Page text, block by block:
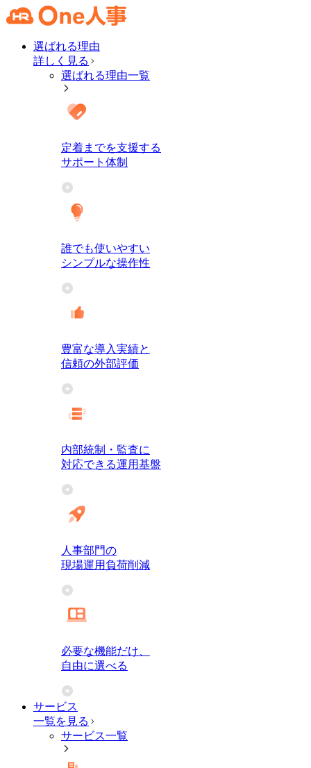
選ばれる理由
詳しく見る
選ばれる理由一覧
定着までを支援する
サポート体制
誰でも使いやすい
シンプルな操作性
豊富な導入実績と
信頼の外部評価
内部統制・監査に
対応できる運用基盤
人事部門の
現場運用負荷削減
必要な機能だけ、
自由に選べる
サービス
一覧を見る
サービス一覧